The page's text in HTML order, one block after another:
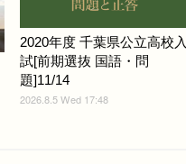
2020年度 千葉県公立高校入
試[前期選抜 国語・問
題]11/14
2026.8.5 Wed 17:48